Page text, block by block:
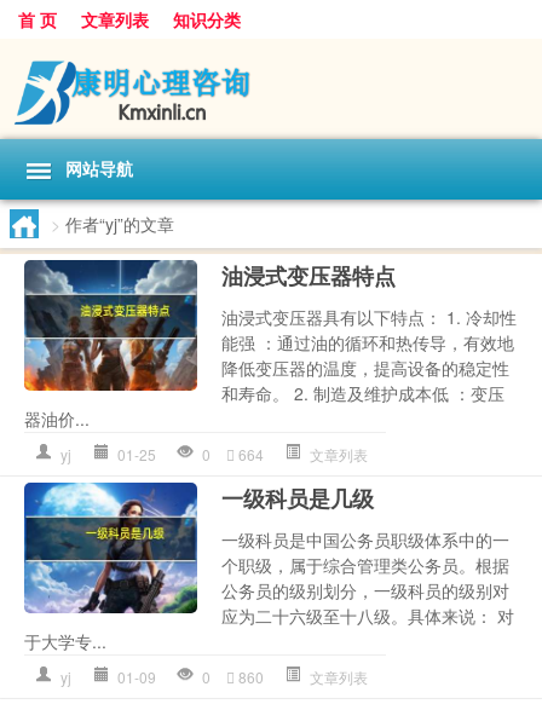
首 页 文章列表 知识分类
网站导航
> 作者“yj”的文章
油浸式变压器特点
油浸式变压器具有以下特点： 1. 冷却性
能强 ：通过油的循环和热传导，有效地
降低变压器的温度，提高设备的稳定性
和寿命。 2. 制造及维护成本低 ：变压
器油价...
yj 01-25 0 664 文章列表
一级科员是几级
一级科员是中国公务员职级体系中的一
个职级，属于综合管理类公务员。根据
公务员的级别划分，一级科员的级别对
应为二十六级至十八级。具体来说： 对
于大学专...
yj 01-09 0 860 文章列表